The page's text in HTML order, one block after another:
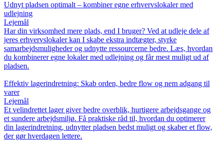
Udnyt pladsen optimalt – kombiner egne erhvervslokaler med
udlejning
Lejemål
Har din virksomhed mere plads, end I bruger? Ved at udleje dele af
jeres erhvervslokaler kan I skabe ekstra indtægter, styrke
samarbejdsmuligheder og udnytte ressourcerne bedre. Læs, hvordan
du kombinerer egne lokaler med udlejning og får mest muligt ud af
pladsen.
Effektiv lagerindretning: Skab orden, bedre flow og nem adgang til
varer
Lejemål
Et velindrettet lager giver bedre overblik, hurtigere arbejdsgange og
et sundere arbejdsmiljø. Få praktiske råd til, hvordan du optimerer
din lagerindretning, udnytter pladsen bedst muligt og skaber et flow,
der gør hverdagen lettere.